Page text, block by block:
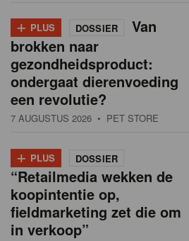
+ PLUS DOSSIER
Van
brokken naar
gezondheidsproduct:
ondergaat dierenvoeding
een revolutie?
7 AUGUSTUS 2026 • PET STORE
+ PLUS DOSSIER
“Retailmedia wekken de
koopintentie op,
fieldmarketing zet die om
in verkoop”